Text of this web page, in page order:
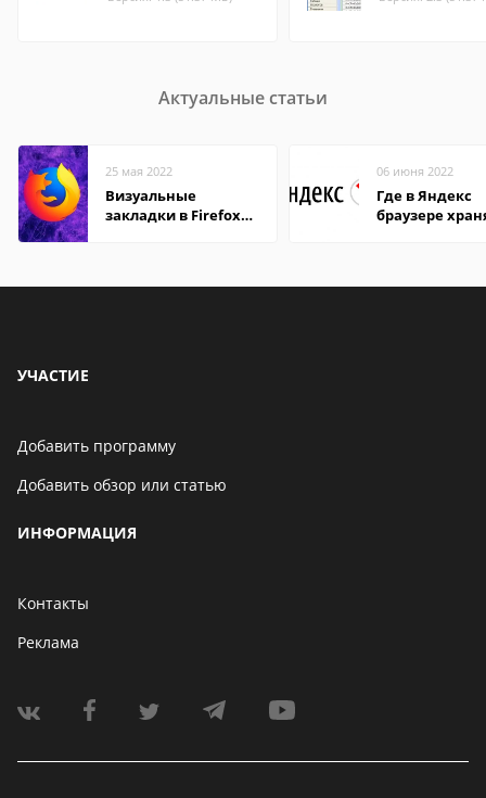
Актуальные статьи
25 мая 2022
Визуальные
закладки в Firefox
06 июня 2022
Где в Яндекс
браузере
УЧАСТИЕ
Добавить программу
Добавить обзор или статью
ИНФОРМАЦИЯ
Контакты
Реклама